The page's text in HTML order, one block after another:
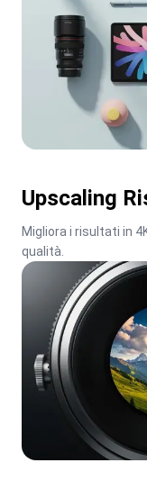
Upscaling
Migliora i risultati in
qualità.